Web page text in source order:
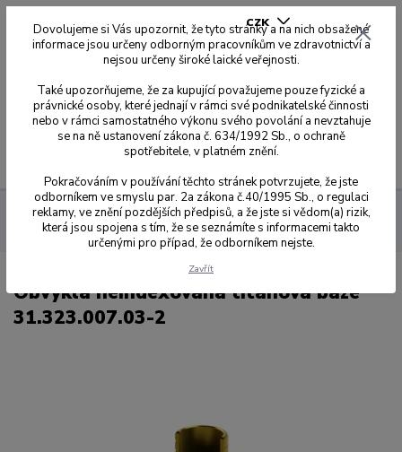
CZK
0,00 Kč
Dynamic Abutment Solution
Přehled kompatibilit dle kódů
007
Obvyklá neindexovaná titanová báze 31.323.007.03-2
Obvyklá neindexovaná titanová báze
31.323.007.03-2
Dovolujeme si Vás upozornit, že tyto stránky a na nich obsažené
informace jsou určeny odborným pracovníkům ve zdravotnictví a
nejsou určeny široké laické veřejnosti.
Také upozorňujeme, že za kupující považujeme pouze fyzické a
právnické osoby, které jednají v rámci své podnikatelské činnosti
nebo v rámci samostatného výkonu svého povolání a nevztahuje
se na ně ustanovení zákona č. 634/1992 Sb., o ochraně
spotřebitele, v platném znění.
Pokračováním v používání těchto stránek potvrzujete, že jste
odborníkem ve smyslu par. 2a zákona č.40/1995 Sb., o regulaci
reklamy, ve znění pozdějších předpisů, a že jste si vědom(a) rizik,
která jsou spojena s tím, že se seznámíte s informacemi takto
určenými pro případ, že odborníkem nejste.
Zavřít